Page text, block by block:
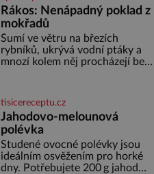
nahlédnout do útrob jedné z
nejvýznamnějších vodních
elektráren v Evropě, vydat se na
horské hřebeny, projet se na
koloběžce a den zakončit
poznáváním památek ve
Rákos: Nenápadný poklad z
mokřadů
Šumí ve větru na březích
rybníků, ukrývá vodní ptáky a
mnozí kolem něj procházejí bez
lodě, zapisovat první texty a
inspiroval řadu pověstí. Tato
skromná, ale užitečná rostlina
provází člověka už tisíce let.
Většina lidí vnímá rákos jen jako
obyčejnou kulisu letního
koupání. Stačí se však podívat
tisicereceptu.cz
Jahodovo-melounová
polévka
Studené ovocné polévky jsou
ideálním osvěžením pro horké
dny. Potřebujete 200 g jahod